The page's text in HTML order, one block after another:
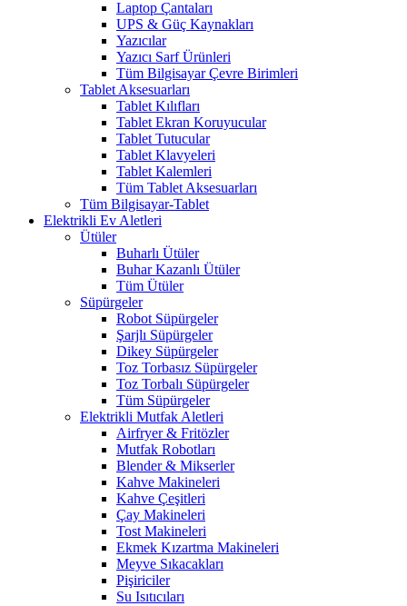
Laptop Çantaları
UPS & Güç Kaynakları
Yazıcılar
Yazıcı Sarf Ürünleri
Tüm Bilgisayar Çevre Birimleri
Tablet Aksesuarları
Tablet Kılıfları
Tablet Ekran Koruyucular
Tablet Tutucular
Tablet Klavyeleri
Tablet Kalemleri
Tüm Tablet Aksesuarları
Tüm Bilgisayar-Tablet
Elektrikli Ev Aletleri
Ütüler
Buharlı Ütüler
Buhar Kazanlı Ütüler
Tüm Ütüler
Süpürgeler
Robot Süpürgeler
Şarjlı Süpürgeler
Dikey Süpürgeler
Toz Torbasız Süpürgeler
Toz Torbalı Süpürgeler
Tüm Süpürgeler
Elektrikli Mutfak Aletleri
Airfryer & Fritözler
Mutfak Robotları
Blender & Mikserler
Kahve Makineleri
Kahve Çeşitleri
Çay Makineleri
Tost Makineleri
Ekmek Kızartma Makineleri
Meyve Sıkacakları
Pişiriciler
Su Isıtıcıları